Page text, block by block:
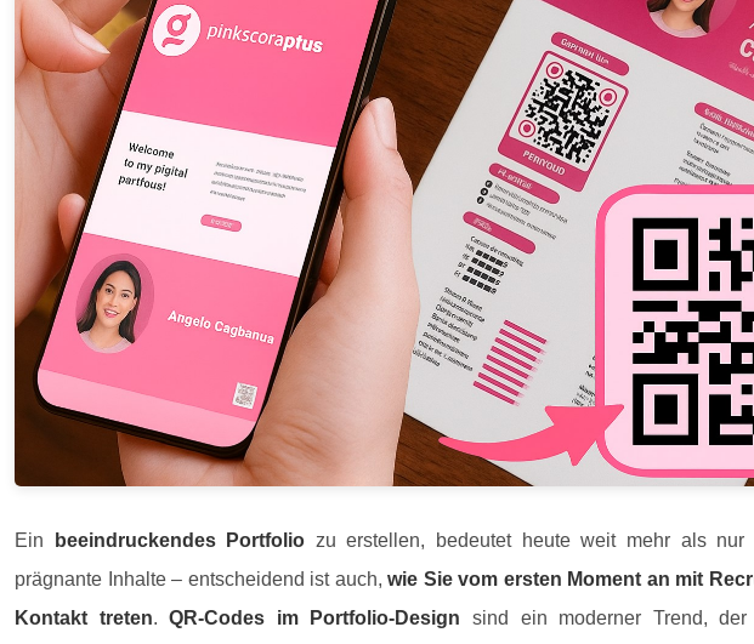
Ein beeindruckendes Portfolio zu erstellen, bedeutet heute weit mehr als nur
prägnante Inhalte – entscheidend ist auch, wie Sie vom ersten Moment an mit
Kontakt treten.QR-Codes im Portfolio-Design sind ein moderner Trend, der